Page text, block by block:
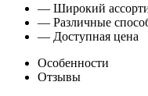
— Широкий
— Различные
— Доступная цена
Особенности
Отзывы